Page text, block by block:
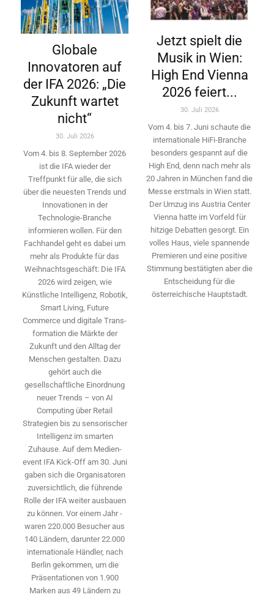
Globale
Innovatoren auf
der IFA 2026: „Die
Zukunft wartet
nicht“
30. Juli 2026
Vom 4. bis 8. September 2026
ist die IFA wieder der
Treffpunkt für alle, die sich
über die neuesten Trends und
Innovationen in der
Technologie-­Branche
informieren wollen. Für den
Fachhandel geht es dabei um
mehr als Produkte für das
Weihnachtsgeschäft: Die IFA
2026 wird ­zeigen, wie
Künstliche Intelligenz, Robotik,
Smart Living, Future
Commerce und digitale Trans­
formation die Märkte der
Zukunft und den Alltag der
Menschen gestalten. Dazu
gehört auch die
gesellschaftliche Einordnung
neuer Trends – von AI
Computing über Retail
Strategien bis zu sensorischer
Intelligenz im smarten
Zuhause. Auf dem Medien­
event IFA Kick-Off am 30. Juni
gaben sich die Organisatoren
zuversichtlich, die führende
Rolle der IFA weiter ausbauen
zu können. Vor einem Jahr ­
waren 220.000 Besucher aus
140 ­Ländern, ­darunter 22.000
internationale Händler, nach
Berlin gekommen, um die
Präsen­tationen von 1.900
Marken aus 49 Ländern zu
Jetzt spielt die
Musik in Wien:
High End Vienna
2026 feiert...
30. Juli 2026
Vom 4. bis 7. Juni schaute die
internationale HiFi-Branche
besonders gespannt auf die
High End, denn nach mehr als
20 Jahren in München fand die
Messe erstmals in Wien statt.
Der Umzug ins Austria Center
Vienna hatte im Vorfeld für
hitzige Debatten gesorgt. Ein
volles Haus, viele spannende
Premieren und eine positive
Stimmung bestätigten aber die
Entscheidung für die
österreichische Hauptstadt.